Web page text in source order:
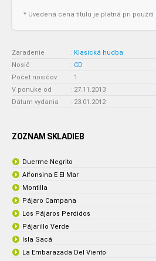
* Uvedená cena titulu je platná pri použití
Zaradenie : Klasická hudba
Nosič
: CD
Počet nosičov
: 1
V ponuke od
: 27.11.2013
Dátum vydania
: 23.01.2012
ZOZNAM SKLADIEB
Duerme Negrito
Alfonsina E El Mar
Montilla
Pájaro Campana
Los Pájaros Perdidos
Pájarillo Verde
Isla Sacá
La Embarazada Del Viento